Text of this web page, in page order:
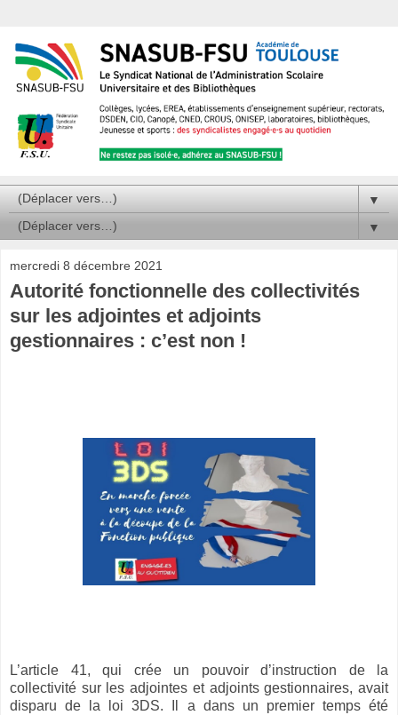
▼
▼
mercredi 8 décembre 2021
Autorité fonctionnelle des collectivités
sur les adjointes et adjoints
gestionnaires : c’est non !
L’article 41, qui crée un pouvoir d’instruction de la
collectivité sur les adjointes et adjoints gestionnaires, avait
disparu de la loi 3DS. Il a dans un premier temps été